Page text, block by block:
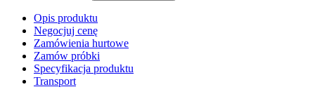
Opis produktu
Negocjuj cenę
Zamówienia hurtowe
Zamów próbki
Specyfikacja produktu
Transport